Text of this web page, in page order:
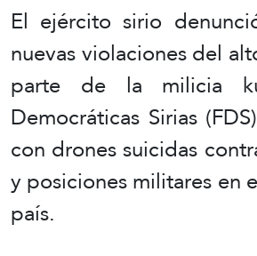
El ejército sirio
nuevas violaciones del
parte de la milicia
Democráticas Sirias
con drones suicidas
y posiciones militares en
país.